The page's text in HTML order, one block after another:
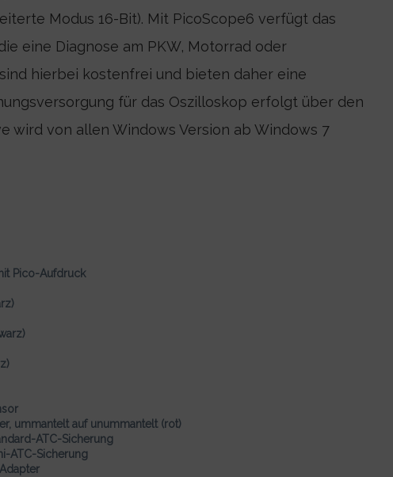
Modus 16-Bit). Mit PicoScope6 verfügt das
eine Diagnose am PKW, Motorrad oder
hierbei kostenfrei und bieten daher eine
für das Oszilloskop erfolgt über den
wird von allen Windows Version ab Windows 7
Pico-Aufdruck
ummantelt auf unummantelt (rot)
ATC-Sicherung
ATC-Sicherung